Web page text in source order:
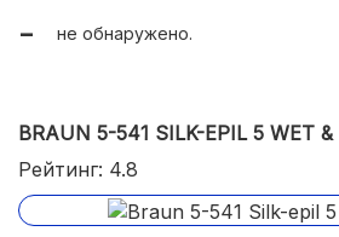
не обнаружено.
BRAUN 5-541 SILK-EPIL 5 WET &
Рейтинг: 4.8